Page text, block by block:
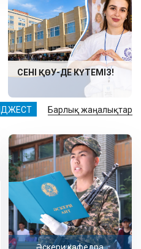
Барлық жаңалықтар
СЕНІ ҚӨУ-ДЕ КҮТЕМІЗ!